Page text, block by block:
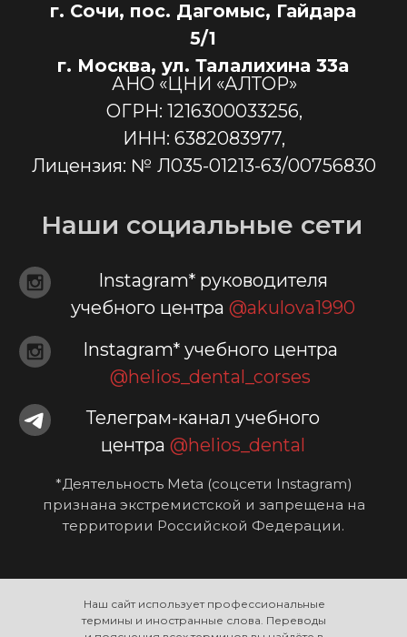
Наш сайт использует профессиональные
термины и иностранные слова. Переводы